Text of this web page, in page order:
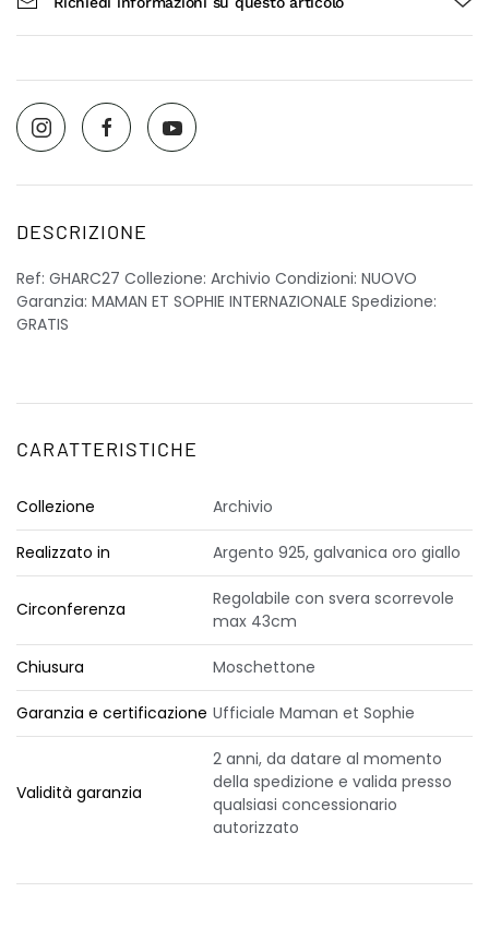
DESCRIZIONE
Ref: GHARC27 Collezione: Archivio Condizioni: NUOVO
Garanzia: MAMAN ET SOPHIE INTERNAZIONALE Spedizione:
GRATIS
CARATTERISTICHE
Collezione Archivio
Realizzato in Argento 925, galvanica oro giallo
Circonferenza
Regolabile con svera scorrevole
max 43cm
Chiusura Moschettone
Garanzia e certificazione Ufficiale Maman et Sophie
Validità garanzia
2 anni, da datare al momento
della spedizione e valida presso
qualsiasi concessionario
autorizzato